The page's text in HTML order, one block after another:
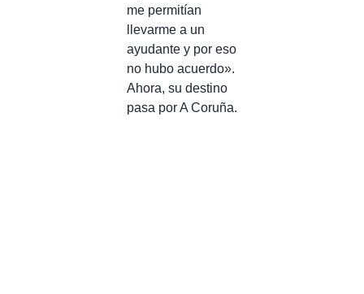
me permitían
llevarme a un
ayudante y por eso
no hubo acuerdo».
Ahora, su destino
pasa por A Coruña.